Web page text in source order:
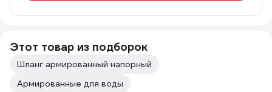
Этот товар из подборок
Шланг армированный напорный
Армированные для воды